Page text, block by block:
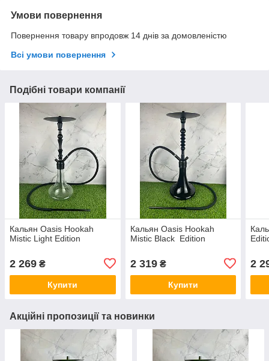
Умови повернення
Повернення товару впродовж 14 днів за домовленістю
Всі умови повернення
Подібні товари компанії
Кальян Oasis Hookah
Mistic Light Edition
2 269 ₴
Купити
Кальян Oasis Hookah
Mistic Black Edition
2 319₴
Купити
2
Акційні пропозиції та новинки